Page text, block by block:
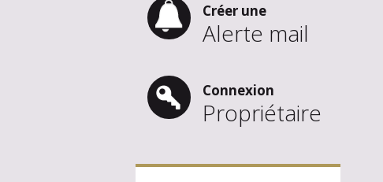
Créer une
Alerte mail
Connexion
Propriétaire